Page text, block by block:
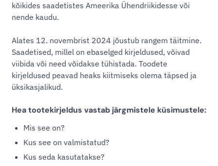
kõikides saadetistes Ameerika Ühendriikidesse või
nende kaudu.
Alates 12. novembrist 2024 jõustub rangem täitmine.
Saadetised, millel on ebaselged kirjeldused, võivad
viibida või need võidakse tühistada. Toodete
kirjeldused peavad heaks kiitmiseks olema täpsed ja
üksikasjalikud.
Hea tootekirjeldus vastab järgmistele küsimustele:
Mis see on?
Kus see on valmistatud?
Kus seda kasutatakse?